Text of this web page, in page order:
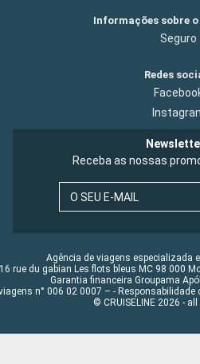
Informações sobre
Seguro
Redes
Receba as nossas
O SEU E-MAIL
Agência de viagens especializada
16 rue du gabian Les flots bleus MC 98 000
Garantia financeira Groupama
n° 006 02 0007 – - Responsabilidade
© CRUISELINE 2026 -